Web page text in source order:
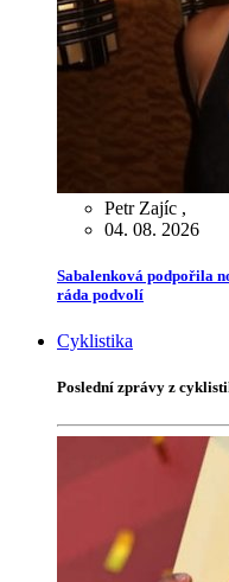
Petr Zajíc ,
04. 08. 2026
Sabalenková podpořila
ráda podvolí
Cyklistika
Poslední zprávy z